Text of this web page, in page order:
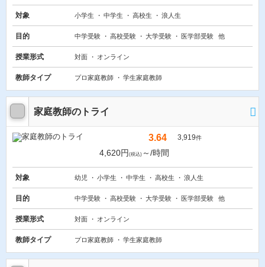
対象 小学生 中学生 高校生 浪人生
目的 中学受験 高校受験 大学受験 医学部受験 他
授業形式 対面 オンライン
教師タイプ プロ家庭教師 学生家庭教師
家庭教師のトライ
3.64 3,919件
4,620円 (税込) ～/時間
対象 幼児 小学生 中学生 高校生 浪人生
目的 中学受験 高校受験 大学受験 医学部受験 他
授業形式 対面 オンライン
教師タイプ プロ家庭教師 学生家庭教師